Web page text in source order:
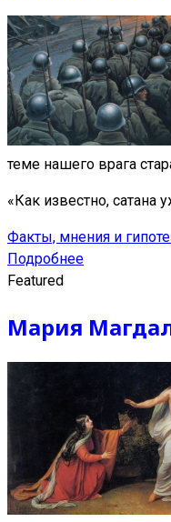
теме нашего врага
«Как известно, сатана
Факты, мнения и
Подробнее
Featured
Мария